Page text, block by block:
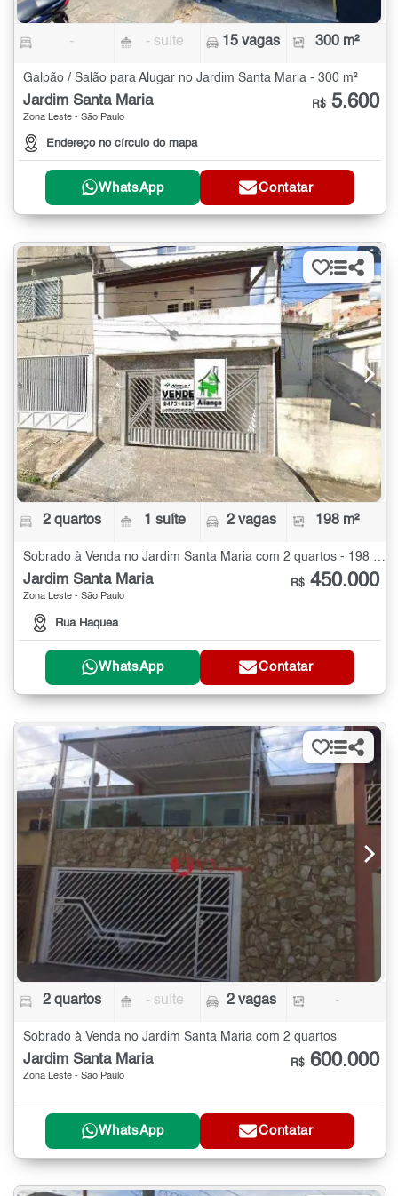
- - suíte 15 vagas 300 m²
Galpão / Salão para Alugar no Jardim Santa Maria - 300 m²
Jardim Santa Maria
Zona Leste - São Paulo
Endereço no círculo do mapa
R$ 5.600
WhatsApp Contatar
2 quartos 1 suíte 2 vagas 198 m²
Sobrado à Venda no Jardim Santa Maria com 2 quartos - 198 m²
Jardim Santa Maria
Zona Leste - São Paulo
Rua Haquea
R$ 450.000
WhatsApp Contatar
2 quartos - suíte 2 vagas -
Sobrado à Venda no Jardim Santa Maria com 2 quartos
Jardim Santa Maria
Zona Leste - São Paulo
R$ 600.000
WhatsApp Contatar